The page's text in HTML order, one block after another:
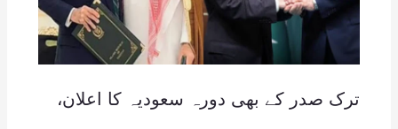
ترک صدر کے بھی دورہ سعودیہ کا اعلان،